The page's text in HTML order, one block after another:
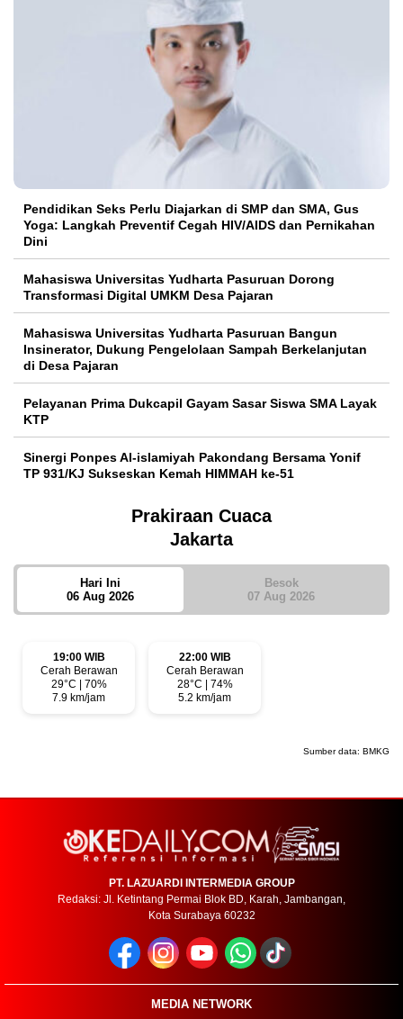
Pendidikan Seks Perlu Diajarkan di SMP dan SMA, Gus
Yoga: Langkah Preventif Cegah HIV/AIDS dan Pernikahan
Dini
Mahasiswa Universitas Yudharta Pasuruan Dorong
Transformasi Digital UMKM Desa Pajaran
Mahasiswa Universitas Yudharta Pasuruan Bangun
Insinerator, Dukung Pengelolaan Sampah Berkelanjutan
di Desa Pajaran
Pelayanan Prima Dukcapil Gayam Sasar Siswa SMA Layak
KTP
Sinergi Ponpes Al-islamiyah Pakondang Bersama Yonif
TP 931/KJ Sukseskan Kemah HIMMAH ke-51
Prakiraan Cuaca
Jakarta
Hari Ini
06 Aug 2026
Besok
07 Aug 2026
19:00 WIB
Cerah Berawan
29°C | 70%
7.9 km/jam
22:00 WIB
Cerah Berawan
28°C | 74%
5.2 km/jam
Sumber data: BMKG
PT. LAZUARDI INTERMEDIA GROUP
Redaksi: Jl. Ketintang Permai Blok BD, Karah, Jambangan,
Kota Surabaya 60232
MEDIA NETWORK